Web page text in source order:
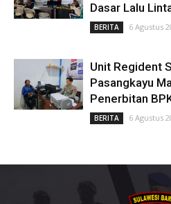
Dasar Lalu
BERITA 6 Agustus
Unit Regident
Pasangkayu
Penerbitan
BERITA 6 Agustus